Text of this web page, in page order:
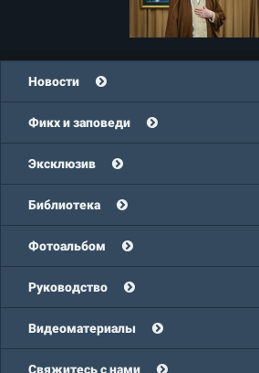
Новости
Фикх и заповеди
Эксклюзив
Библиотека
Фотоальбом
Руководство
Видеоматериалы
Свяжитесь с нами